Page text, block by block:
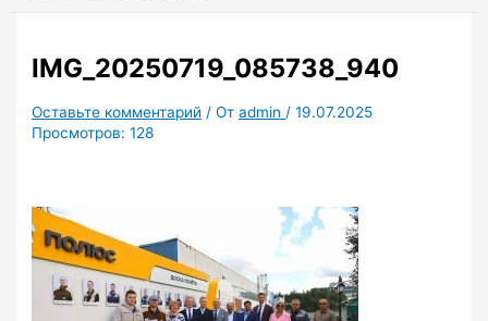
IMG_20250719_085738_940
Оставьте комментарий / Отadmin /19.07.2025
Просмотров: 128